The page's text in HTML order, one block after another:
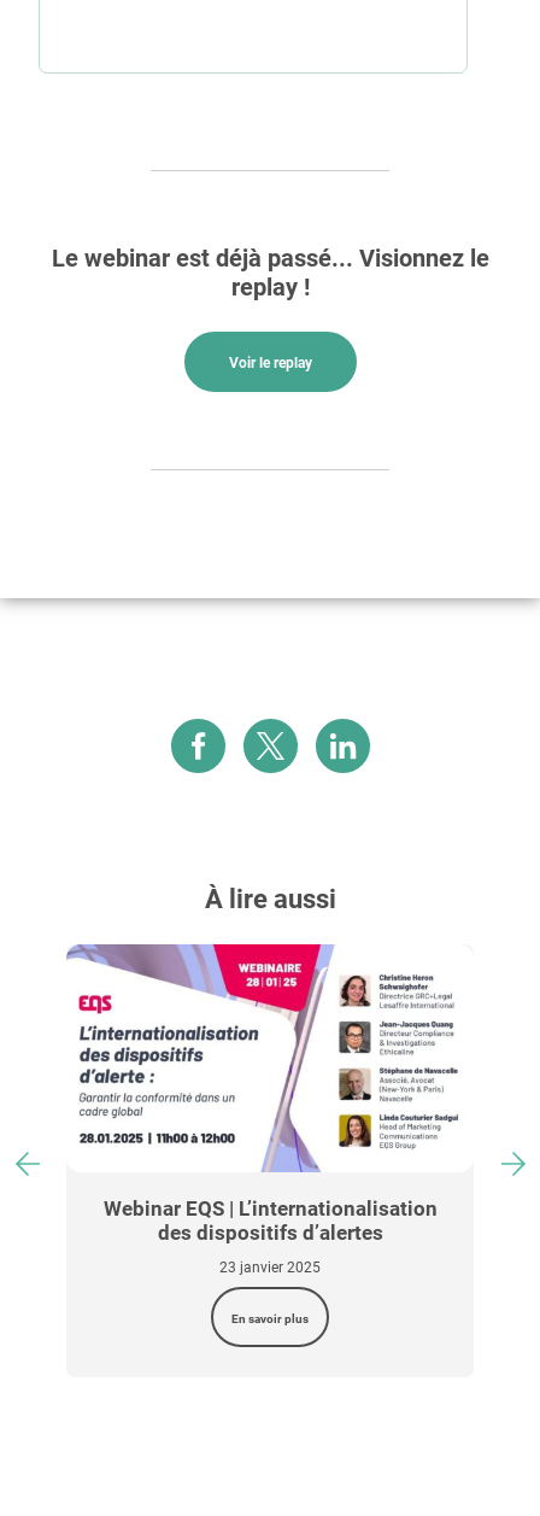
Le webinar est déjà passé... Visionnez le
replay !
Voir le replay
À lire aussi
Webinar EQS | L’internationalisation
des dispositifs d’alertes
23 janvier 2025
En savoir plus